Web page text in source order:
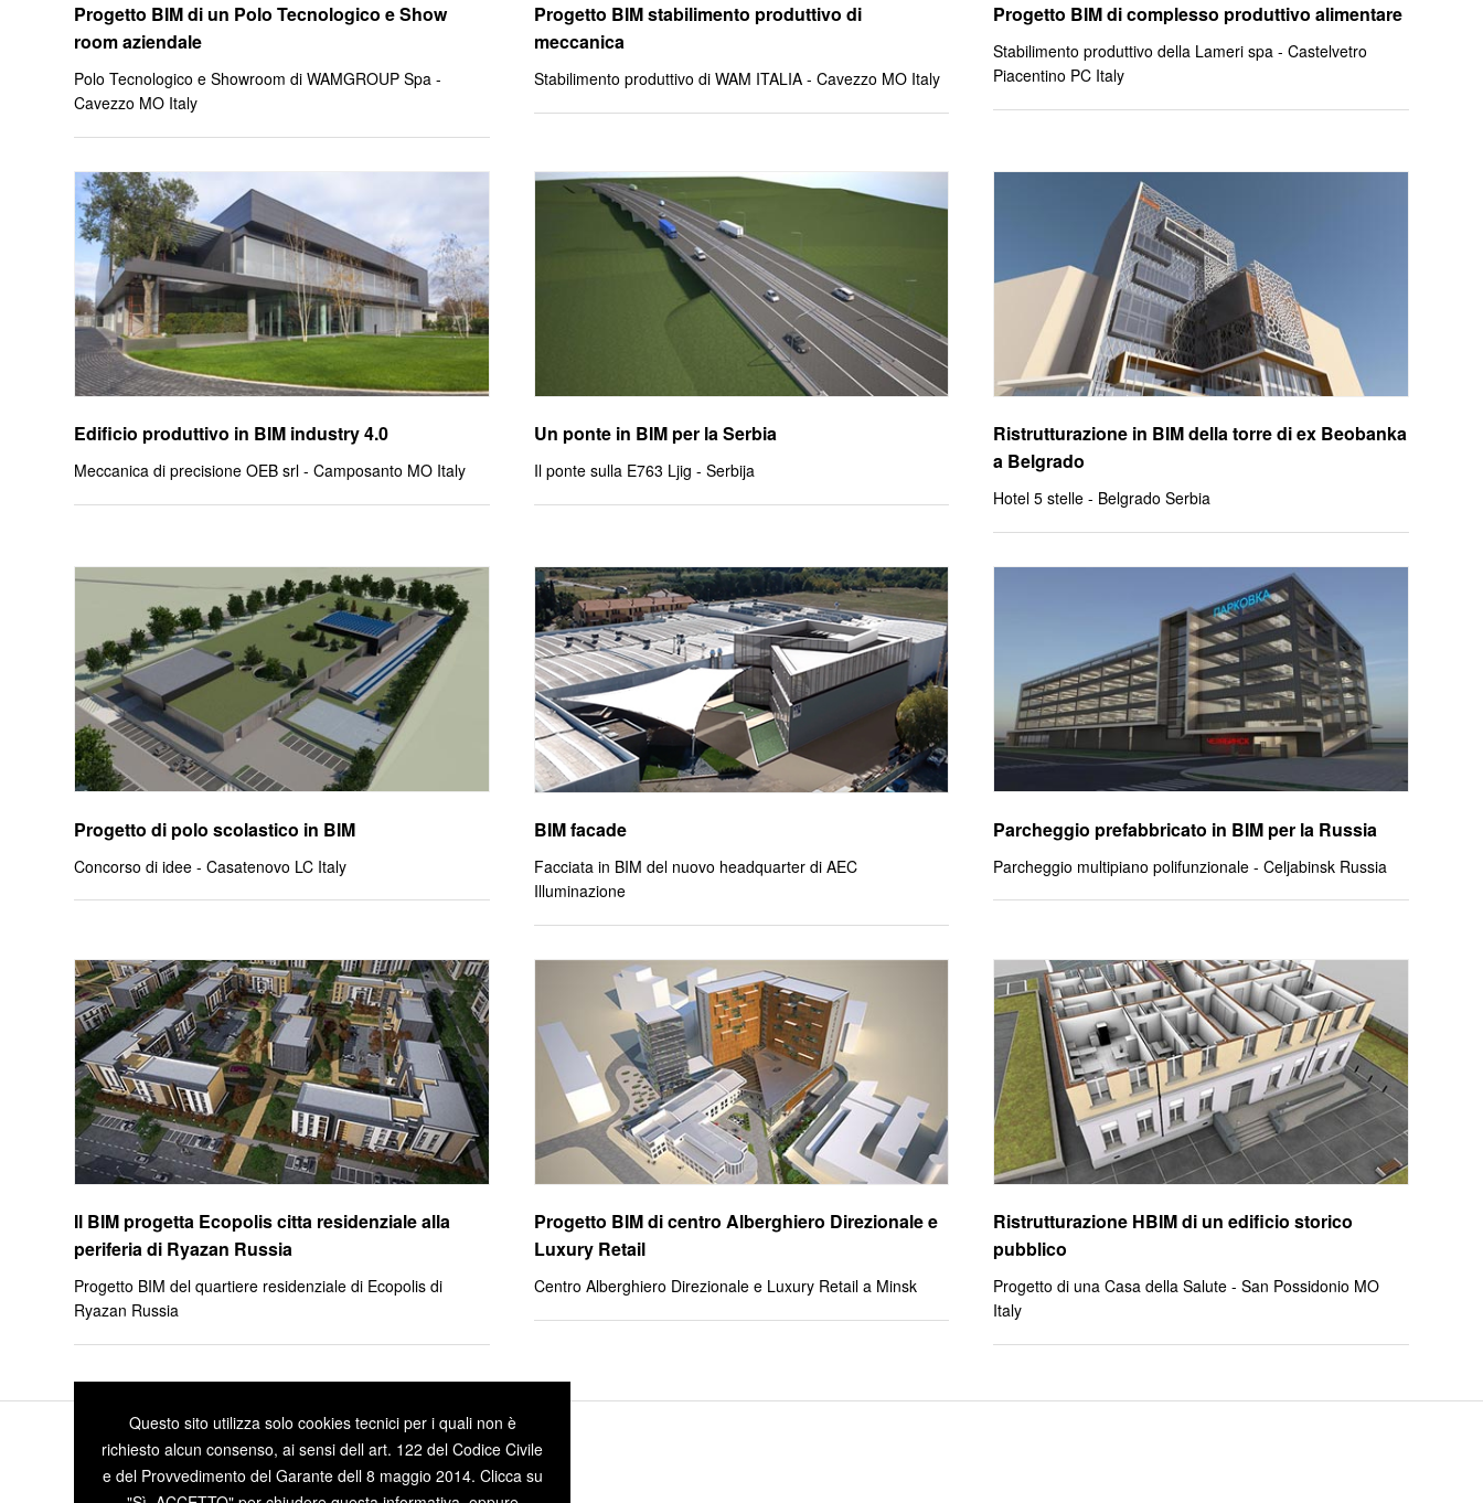
Progetto BIM di un Polo Tecnologico e Show
room aziendale
Polo Tecnologico e Showroom di WAMGROUP Spa -
Cavezzo MO Italy
Progetto BIM stabilimento produttivo di
meccanica
Stabilimento produttivo di WAM ITALIA - Cavezzo MO Italy
Progetto BIM di complesso produttivo alimentare
Stabilimento produttivo della Lameri spa - Castelvetro
Piacentino PC Italy
Edificio produttivo in BIM industry 4.0
Meccanica di precisione OEB srl - Camposanto MO Italy
Un ponte in BIM per la Serbia
Il ponte sulla E763 Ljig - Serbija
Ristrutturazione in BIM della torre di ex Beobanka
a Belgrado
Hotel 5 stelle - Belgrado Serbia
Progetto di polo scolastico in BIM
Concorso di idee - Casatenovo LC Italy
BIM facade
Facciata in BIM del nuovo headquarter di AEC
Illuminazione
Parcheggio prefabbricato in BIM per la Russia
Parcheggio multipiano polifunzionale - Celjabinsk Russia
Il BIM progetta Ecopolis citta residenziale alla
periferia di Ryazan Russia
Progetto BIM del quartiere residenziale di Ecopolis di
Ryazan Russia
Progetto BIM di centro Alberghiero Direzionale e
Luxury Retail
Centro Alberghiero Direzionale e Luxury Retail a Minsk
Ristrutturazione HBIM di un edificio storico
pubblico
Progetto di una Casa della Salute - San Possidonio MO
Italy
Questo sito utilizza solo cookies tecnici per i quali non è
richiesto alcun consenso, ai sensi dell art. 122 del Codice Civile
e del Provvedimento del Garante dell 8 maggio 2014. Clicca su